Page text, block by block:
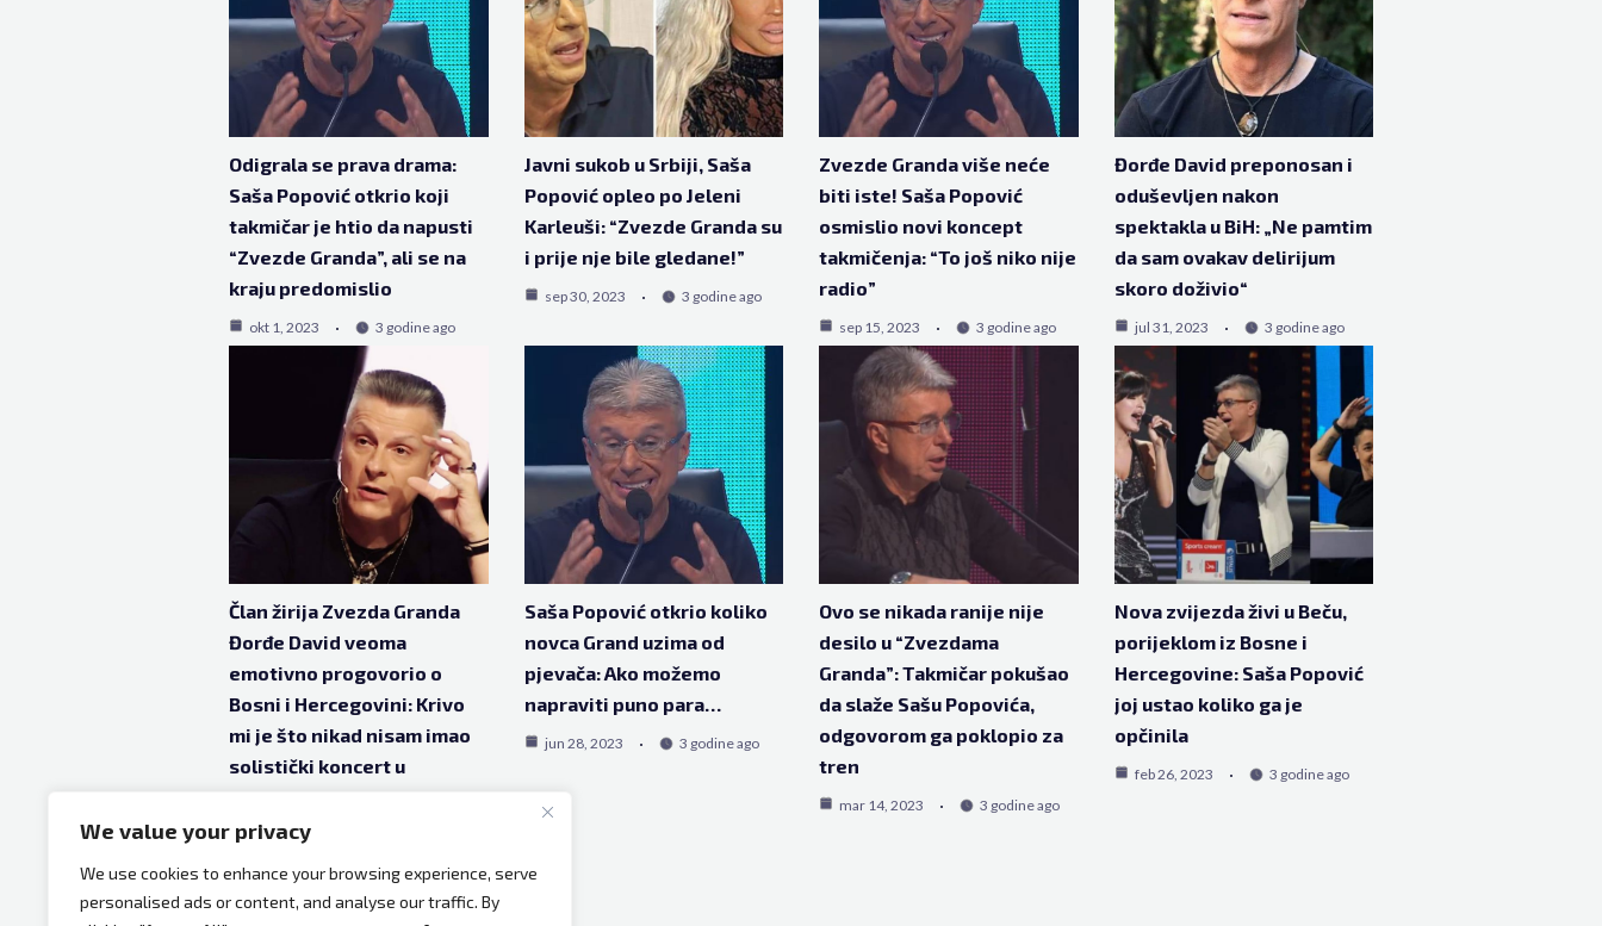
We value your privacy
We use cookies to enhance your browsing experience, serve
personalised ads or content, and analyse our traffic. By
Odigrala se prava drama:
Saša Popović otkrio koji
takmičar je htio da napusti
“Zvezde Granda”, ali se na
kraju predomislio
okt 1, 2023 3 godine ago
Javni sukob u Srbiji, Saša
Popović opleo po Jeleni
Karleuši: “Zvezde Granda su
i prije nje bile gledane!”
sep 30, 2023 3 godine ago
Zvezde Granda više neće
biti iste! Saša Popović
osmislio novi koncept
takmičenja: “To još niko nije
radio”
sep 15, 2023 3 godine ago
Đorđe David preponosan i
oduševljen nakon
spektakla u BiH: „Ne pamtim
da sam ovakav delirijum
skoro doživio“
jul 31, 2023 3 godine ago
Član žirija Zvezda Granda
Đorđe David veoma
emotivno progovorio o
Bosni i Hercegovini: Krivo
mi je što nikad nisam imao
solistički koncert u
jul 8, 2023
Saša Popović otkrio koliko
novca Grand uzima od
pjevača: Ako možemo
napraviti puno para…
jun 28, 2023 3 godine ago
Ovo se nikada ranije nije
desilo u “Zvezdama
Granda”: Takmičar pokušao
da slaže Sašu Popovića,
odgovorom ga poklopio za
tren
mar 14, 2023 3 godine ago
Nova zvijezda živi u Beču,
porijeklom iz Bosne i
Hercegovine: Saša Popović
joj ustao koliko ga je
opčinila
feb 26, 2023 3 godine ago